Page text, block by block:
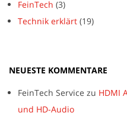
FeinTech (3)
Technik erklärt (19)
NEUESTE KOMMENTARE
FeinTech Service zu HDMI
und HD-Audio